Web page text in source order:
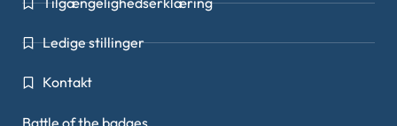
Ledige stillinger
Kontakt
Battle of the badges